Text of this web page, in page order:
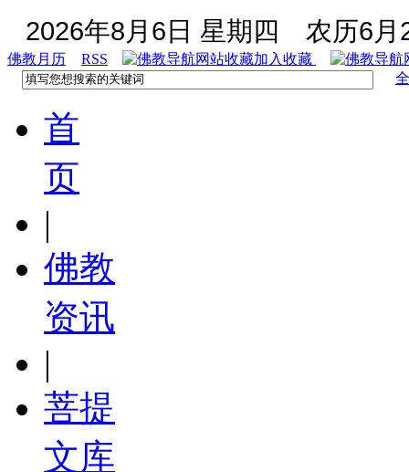
2026年8月6日 星期四 农历6月
佛教月历 RSS
加入收藏
首
页
|
佛教
资讯
|
菩提
文库